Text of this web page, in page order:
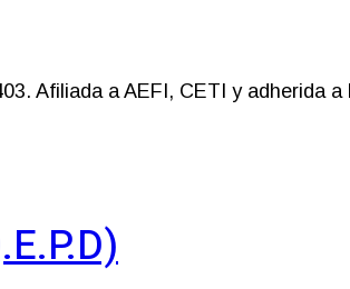
Afiliada a AEFI, CETI y adherida a